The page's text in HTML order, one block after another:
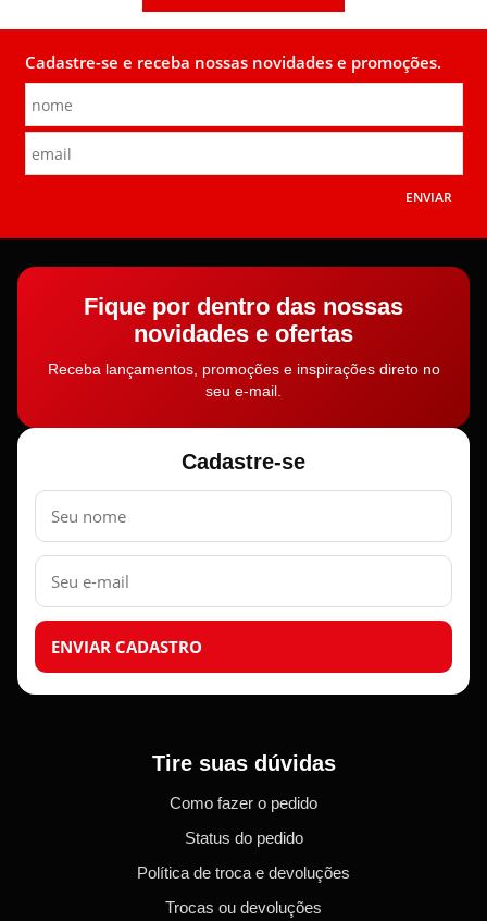
Cadastre-se e receba nossas novidades e promoções.
ENVIAR
Fique por dentro das nossas
novidades e ofertas
Receba lançamentos, promoções e inspirações direto no
seu e-mail.
Cadastre-se
Nome
E-
mail
ENVIAR CADASTRO
Tire suas dúvidas
Como fazer o pedido
Status do pedido
Política de troca e devoluções
Trocas ou devoluções